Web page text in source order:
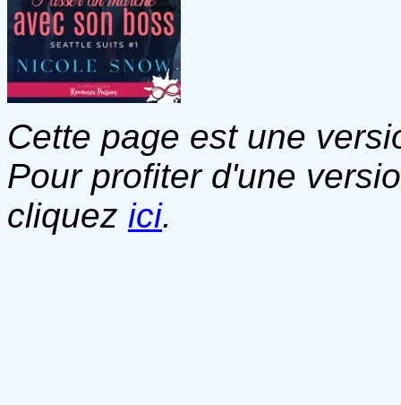
Cette page est une
Pour profiter d'une
cliquez ici.